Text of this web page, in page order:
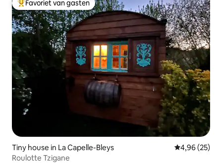
Topfavoriet van gasten
Favoriet van gasten
Tiny house in La Capelle-Bleys Gemiddelde
4,96 (25)
Roulotte Tzigane